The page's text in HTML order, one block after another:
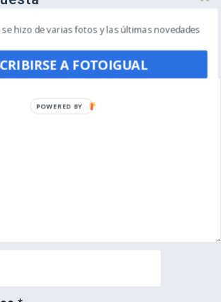
electrónico no será publicada.
están marcados con
hizo de varias fotos y las últimas novedades
A FOTOIGUAL
POWERED BY